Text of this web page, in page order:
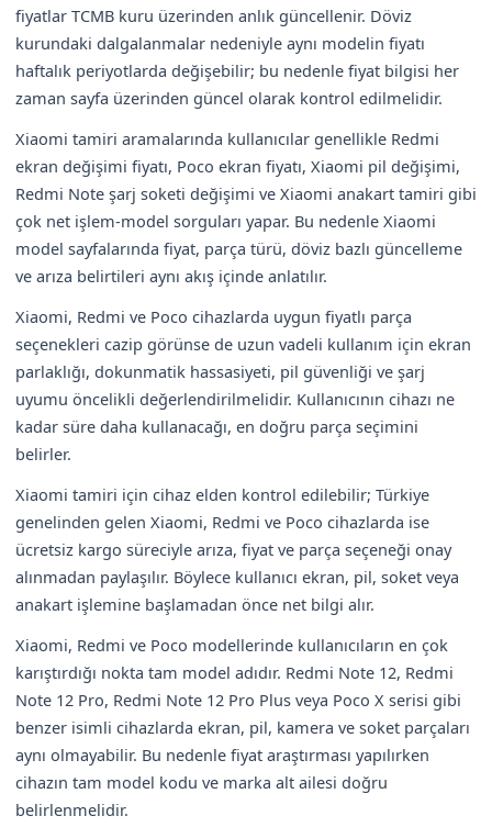
fiyatlar TCMB kuru üzerinden anlık güncellenir. Döviz
kurundaki dalgalanmalar nedeniyle aynı modelin fiyatı
haftalık periyotlarda değişebilir; bu nedenle fiyat bilgisi her
zaman sayfa üzerinden güncel olarak kontrol edilmelidir.
Xiaomi tamiri aramalarında kullanıcılar genellikle Redmi
ekran değişimi fiyatı, Poco ekran fiyatı, Xiaomi pil değişimi,
Redmi Note şarj soketi değişimi ve Xiaomi anakart tamiri gibi
çok net işlem-model sorguları yapar. Bu nedenle Xiaomi
model sayfalarında fiyat, parça türü, döviz bazlı güncelleme
ve arıza belirtileri aynı akış içinde anlatılır.
Xiaomi, Redmi ve Poco cihazlarda uygun fiyatlı parça
seçenekleri cazip görünse de uzun vadeli kullanım için ekran
parlaklığı, dokunmatik hassasiyeti, pil güvenliği ve şarj
uyumu öncelikli değerlendirilmelidir. Kullanıcının cihazı ne
kadar süre daha kullanacağı, en doğru parça seçimini
belirler.
Xiaomi tamiri için cihaz elden kontrol edilebilir; Türkiye
genelinden gelen Xiaomi, Redmi ve Poco cihazlarda ise
ücretsiz kargo süreciyle arıza, fiyat ve parça seçeneği onay
alınmadan paylaşılır. Böylece kullanıcı ekran, pil, soket veya
anakart işlemine başlamadan önce net bilgi alır.
Xiaomi, Redmi ve Poco modellerinde kullanıcıların en çok
karıştırdığı nokta tam model adıdır. Redmi Note 12, Redmi
Note 12 Pro, Redmi Note 12 Pro Plus veya Poco X serisi gibi
benzer isimli cihazlarda ekran, pil, kamera ve soket parçaları
aynı olmayabilir. Bu nedenle fiyat araştırması yapılırken
cihazın tam model kodu ve marka alt ailesi doğru
belirlenmelidir.